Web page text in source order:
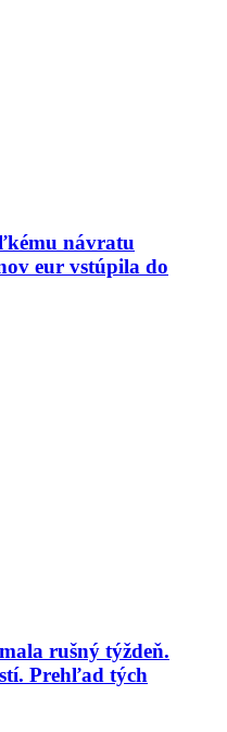
návratu
eur vstúpila do
rušný týždeň.
Prehľad tých